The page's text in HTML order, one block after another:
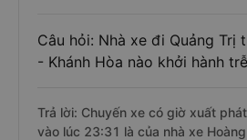
Câu hỏi: Nhà xe đi Quảng Trị
- Khánh Hòa nào khởi hành
Trả lời: Chuyến xe có giờ xuất
vào lúc 23:31 là của nhà xe